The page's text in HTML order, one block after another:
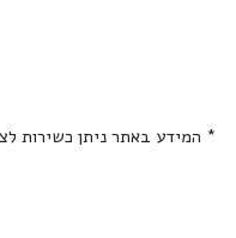
* המידע באתר ניתן כשירות